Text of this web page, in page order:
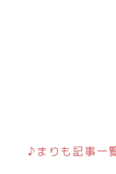
♪まりも記事一